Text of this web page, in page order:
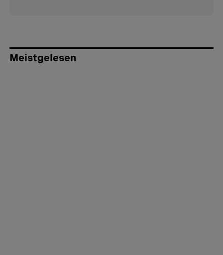
Meistgelesen